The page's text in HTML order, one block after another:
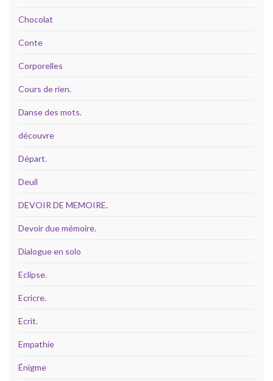
Chocolat
Conte
Corporelles
Cours de rien.
Danse des mots.
découvre
Départ.
Deuil
DEVOIR DE MEMOIRE.
Devoir due mémoire.
Dialogue en solo
Eclipse.
Ecricre.
Ecrit.
Empathie
Énigme